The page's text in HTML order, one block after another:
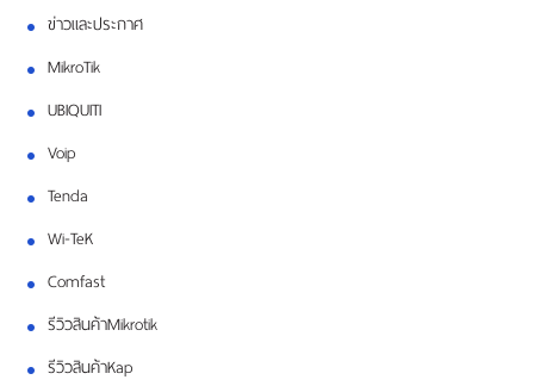
ข่าวและประกาศ
MikroTik
UBIQUITI
Voip
Tenda
Wi-TeK
Comfast
รีวิวสินค้าMikrotik
รีวิวสินค้าKap